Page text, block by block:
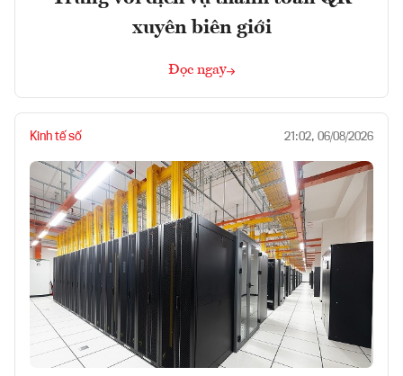
xuyên biên giới
Đọc ngay
Kinh tế số 21:02, 06/08/2026